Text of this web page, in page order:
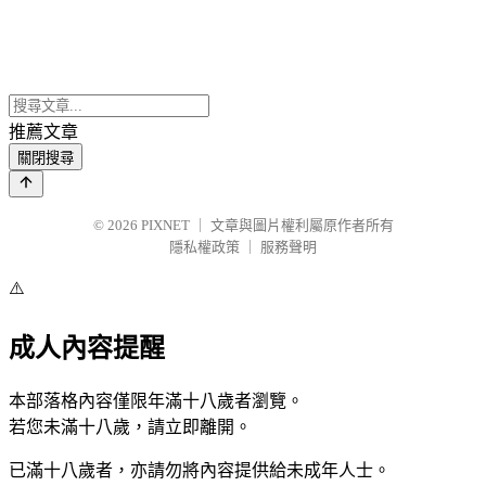
推薦文章
關閉搜尋
© 2026 PIXNET
文章與圖片權利屬原作者所有
隱私權政策
服務聲明
⚠️
成人內容提醒
本部落格內容僅限年滿十八歲者瀏覽。
若您未滿十八歲，請立即離開。
已滿十八歲者，亦請勿將內容提供給未成年人士。